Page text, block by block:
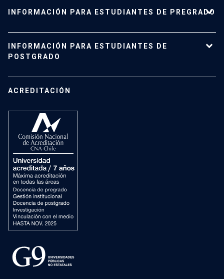
Carreras y programas
Investigación
Vinculación con el medio
Contacto
INFORMACIÓN PARA ESTUDIANTES DE PREGRADO
Mujeres en el Instituto
Laboratorios docentes
INFORMACIÓN PARA ESTUDIANTES DE
POSTGRADO
Cursos
Recursos
Vida Universitaria
Preguntas Frecuentes
ACREDITACIÓN